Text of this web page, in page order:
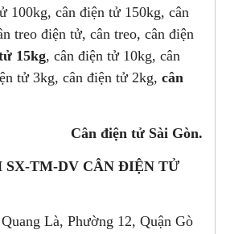
100kg, cân điện tử 150kg, cân
treo điện tử, cân treo, cân điện
15kg, cân điện tử 10kg, cân
tử 3kg, cân điện tử 2kg,cân
Cân điện tử Sài Gòn.
SX-TM-DV CÂN ĐIỆN TỬ
Là, Phường 12, Quận Gò